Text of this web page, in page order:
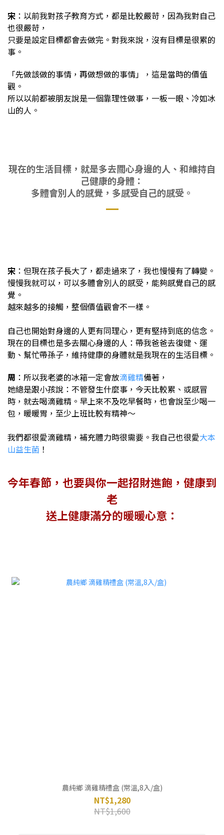
宋 ：以前我對孩子教育方式，都是比較嚴苛，因為我對自己
也很嚴苛，
只要是設定目標都會去做完。對我來說，沒有目標是很累的
事。
「先做該做的事情，再做想做的事情」，這是當時的價值
觀。
所以以前都被朋友說是一個靠理性做事，一板一眼、冷如冰
山的人。
現在的生活目標，就是多去關心身邊的人、和維持自
己健康的身體：
多體會別人的感覺，多感受自己的感受。
宋 ：但現在孩子長大了，都走過來了，我也慢慢有了轉變。
慢慢我就可以，可以多體會別人的感受，能夠感覺自己的感
覺。
越來越多的接觸，整個價值觀會不一樣。
自己也開始對身邊的人更有同理心，更有堅持到底的信念。
現在的目標也是多去關心身邊的人：帶我爸爸去復健、運
動、幫忙帶孫子，維持健康的身體就是我現在的生活目標。
周 ：所以我老婆的冰箱一定會放滴雞精備著，
她總是跟小孩說：不管發生什麼事，今天比較累、或感冒
時，就去喝滴雞精。早上來不及吃早餐時，也會說至少喝一
包，暖暖胃，至少上班比較有精神～
我們都很愛滴雞精，補充體力時很需要。我自己也很愛大本
山益生菌 ！
今年春節，也要與你一起招財進飽，健康到
老
送上健康滿分的暖暖心意：
農純鄉 滴雞精禮盒 (常溫,8入/盒)
NT$1,280
NT$1,600